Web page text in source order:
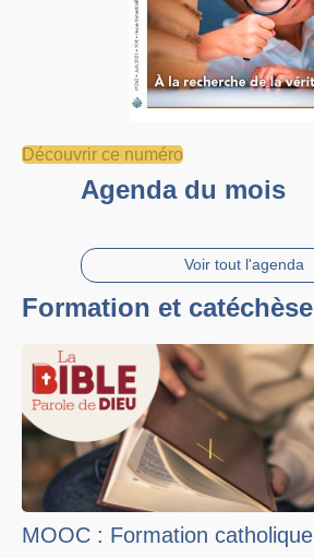
Découvrir ce numéro
Agenda du mois
Voir tout l'agenda
Formation et catéchèse
MOOC : Formation catholique